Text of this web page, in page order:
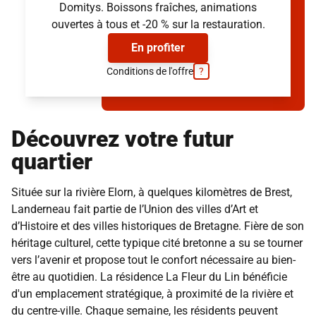
(provisions sur charges et services inclus, hors électricité)
Simuler mon loyer
(provisions sur charges et services inclus, hors électricité)
Domitys. Boissons fraîches, animations
ouvertes à tous et -20 % sur la restauration.
En profiter
Conditions de l'offre ?
Découvrez votre futur
quartier
Située sur la rivière Elorn, à quelques kilomètres de Brest,
Landerneau fait partie de l’Union des villes d’Art et
d’Histoire et des villes historiques de Bretagne. Fière de son
héritage culturel, cette typique cité bretonne a su se tourner
vers l’avenir et propose tout le confort nécessaire au bien-
être au quotidien. La résidence La Fleur du Lin bénéficie
d'un emplacement stratégique, à proximité de la rivière et
du centre-ville. Chaque semaine, les résidents peuvent